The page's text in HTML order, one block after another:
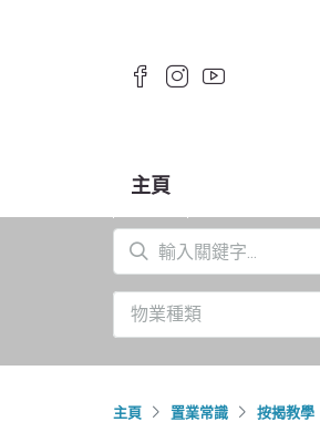
主頁
物業種類
主頁 置業常識 按揭教學